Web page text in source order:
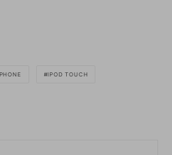
IPOD TOUCH